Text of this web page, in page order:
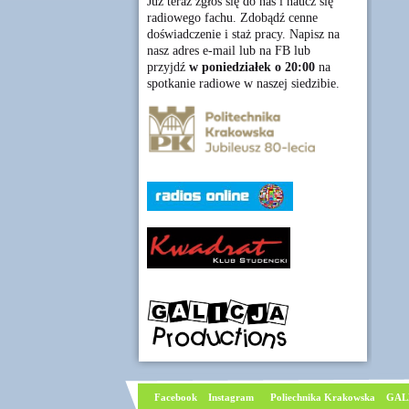
radiowego fachu. Zdobądź cenne
doświadczenie i staż pracy. Napisz na
nasz adres e-mail lub na FB lub
przyjdź w poniedziałek o 20:00na
spotkanie radiowe w naszej siedzibie.
Facebook Instagram Poliechnika Krakowska